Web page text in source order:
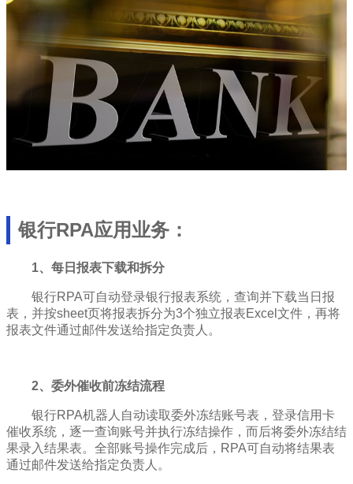
银行RPA应用业务：
1、每日报表下载和拆分
银行RPA可自动登录银行报表系统，查询并下载当日报
表，并按sheet页将报表拆分为3个独立报表Excel文件，再将
报表文件通过邮件发送给指定负责人。
2、委外催收前冻结流程
银行RPA机器人自动读取委外冻结账号表，登录信用卡
催收系统，逐一查询账号并执行冻结操作，而后将委外冻结结
果录入结果表。全部账号操作完成后，RPA可自动将结果表
通过邮件发送给指定负责人。